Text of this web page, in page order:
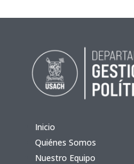
Inicio
Quiénes Somos
Nuestro Equipo